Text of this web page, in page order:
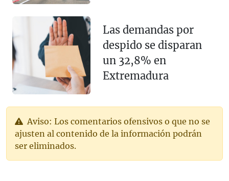
Las demandas por
despido se disparan
un 32,8% en
Extremadura
Aviso: Los comentarios ofensivos o que no se
ajusten al contenido de la información podrán
ser eliminados.